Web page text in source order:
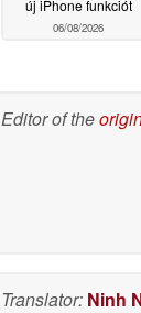
új iPhone funkciót
06/08/2026
Editor of the
Translator: Ninh